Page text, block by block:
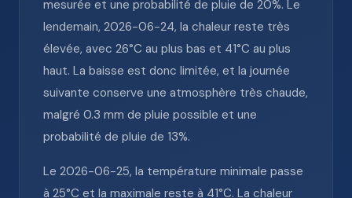
mesurée et une probabilité de pluie de 20%. Le
lendemain, 2026-06-24, la chaleur reste très
élevée, avec 26°C au plus bas et 41°C au plus
haut. La baisse est donc limitée, et la journée
suivante conserve une atmosphère très chaude,
malgré 0.3 mm de pluie possible et une
probabilité de pluie de 13%.
Le 2026-06-25, la température minimale passe
à 25°C et la maximale reste à 41°C. La chaleur